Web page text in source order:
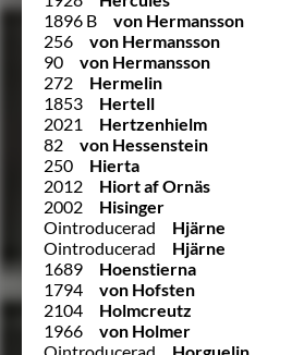
1896 B
von Hermansson
256
von Hermansson
90
von Hermansson
272
Hermelin
1853
Hertell
2021
Hertzenhielm
82
von Hessenstein
250
Hierta
2012
Hiort af Ornäs
2002
Hisinger
Ointroducerad
Hjärne
Ointroducerad
Hjärne
1689
Hoenstierna
1794
von Hofsten
2104
Holmcreutz
1966
von Holmer
Ointroducerad
Horguelin